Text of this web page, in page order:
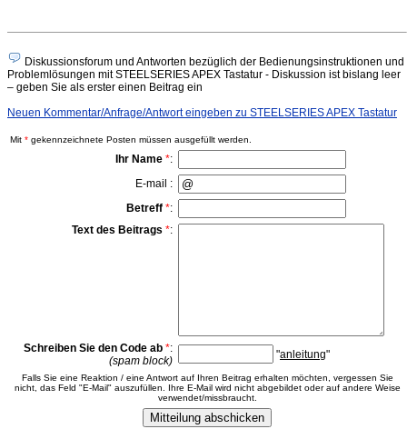
Diskussionsforum und Antworten bezüglich der Bedienungsinstruktionen und
Problemlösungen mit STEELSERIES APEX Tastatur - Diskussion ist bislang leer
– geben Sie als erster einen Beitrag ein
Neuen Kommentar/Anfrage/Antwort eingeben zu STEELSERIES APEX Tastatur
Mit * gekennzeichnete Posten müssen ausgefüllt werden.
Ihr Name *:
E-mail :
Betreff *:
Text des Beitrags *:
Schreiben Sie den Code ab *:
(spam block)
"anleitung"
Falls Sie eine Reaktion / eine Antwort auf Ihren Beitrag erhalten möchten, vergessen Sie
nicht, das Feld "E-Mail" auszufüllen. Ihre E-Mail wird nicht abgebildet oder auf andere Weise
verwendet/missbraucht.